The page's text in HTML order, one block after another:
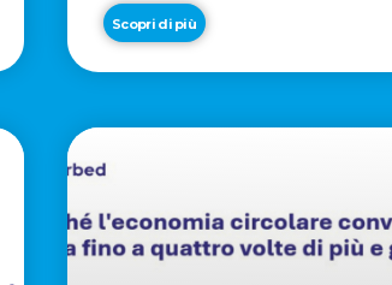
CityLife e
SmartCityLife per gli
spazi pubblici del
Scopri di più